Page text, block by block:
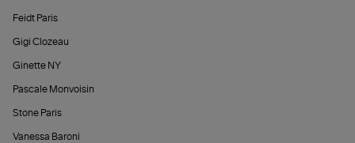
Feidt Paris
Gigi Clozeau
Ginette NY
Pascale Monvoisin
Stone Paris
Vanessa Baroni